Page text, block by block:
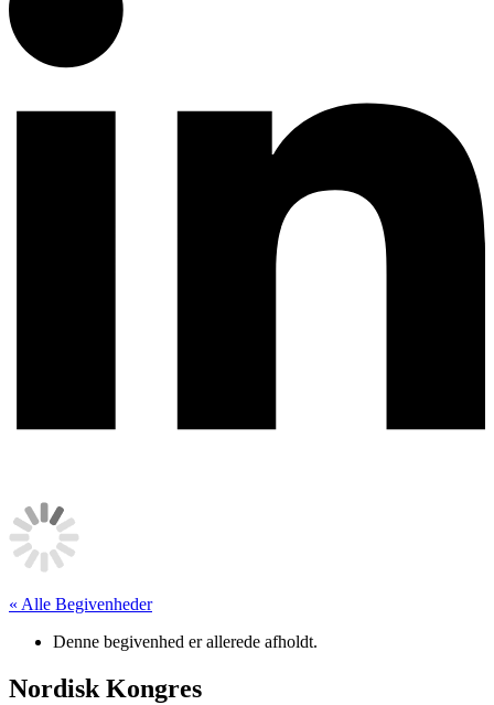
« Alle Begivenheder
Denne begivenhed er allerede afholdt.
Nordisk Kongres